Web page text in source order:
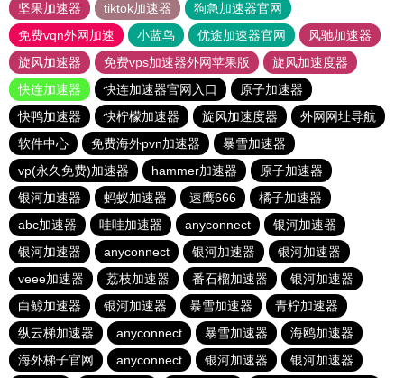
坚果加速器
tiktok加速器
狗急加速器官网
免费vqn外网加速
小蓝鸟 优途加速器官网
风驰加速器
旋风加速器
免费vps加速器外网苹果版
旋风加速度器
快连加速器
快连加速器官网入口
原子加速器
快鸭加速器
快柠檬加速器 旋风加速度器
外网网址导航
软件中心
免费海外pvn加速器
暴雪加速器
vp(永久免费)加速器
hammer加速器
原子加速器
银河加速器
蚂蚁加速器 速鹰666
橘子加速器
abc加速器
哇哇加速器 anyconnect
银河加速器
银河加速器
anyconnect 银河加速器
银河加速器
veee加速器
荔枝加速器 番石榴加速器
银河加速器
白鲸加速器
银河加速器 暴雪加速器
青柠加速器
纵云梯加速器
anyconnect 暴雪加速器
海鸥加速器
海外梯子官网
anyconnect 银河加速器 银河加速器